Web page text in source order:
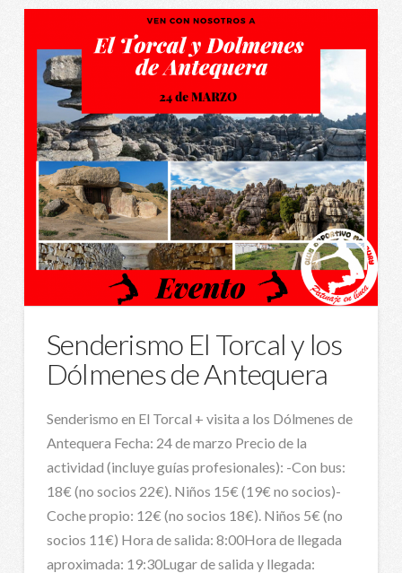
Senderismo El Torcal y los
Dólmenes de Antequera
Senderismo en El Torcal + visita a los Dólmenes de
Antequera Fecha: 24 de marzo Precio de la
actividad (incluye guías profesionales): -Con bus:
18€ (no socios 22€). Niños 15€ (19€ no socios)-
Coche propio: 12€ (no socios 18€). Niños 5€ (no
socios 11€) Hora de salida: 8:00Hora de llegada
aproximada: 19:30Lugar de salida y llegada: